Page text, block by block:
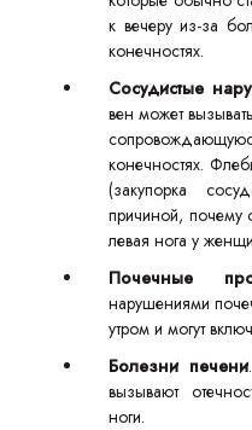
к вечеру из-за
конечностях.
Сосудистые
вен может
конечностях.
(закупорка
причиной, почему
левая нога у
Почечные
нарушениями
утром и могут
Болезни печени
вызывают
ноги.